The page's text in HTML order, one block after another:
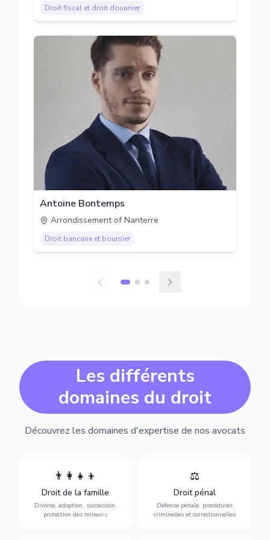
Droit fiscal et droit douanier
Antoine Bontemps
Arrondissement of Nanterre
Droit bancaire et boursier
Les différents
domaines du droit
Découvrez les domaines d'expertise de nos avocats
👨‍👩‍👧‍👦
Droit de la famille
Divorce, adoption, succession,
protection des mineurs
Divorce, garde d'enfants,
adoption, succession et
protection des personnes
vulnérables.
⚖️
Droit pénal
Défense pénale, procédures
criminelles et correctionnelles
Expertise en matière pénale,
vue jusqu'au procès, pour
toute affaire correctionnelle
ou criminelle.